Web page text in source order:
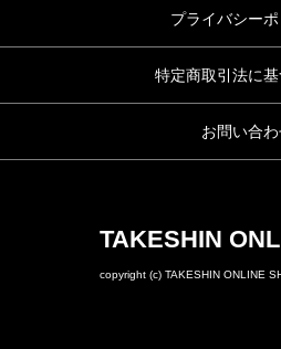
プライバシー
特定商取引法に
お問い合
TAKESHIN
copyright (c) TAKESHIN ONLINE